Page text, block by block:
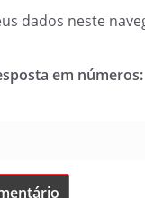
dados neste
em números: